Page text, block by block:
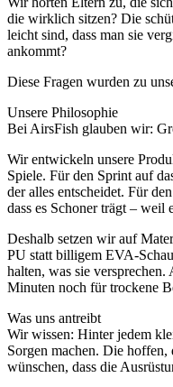
die wirklich sitzen? Die
leicht sind, dass man sie
ankommt?
Diese Fragen wurden zu
Unsere Philosophie
Bei AirsFish glauben wir:
Wir entwickeln unsere
Spiele. Für den Sprint auf
der alles entscheidet. Für
dass es Schoner trägt – weil
Deshalb setzen wir auf
PU statt billigem EVA-
halten, was sie
Minuten noch für trockene
Was uns antreibt
Wir wissen: Hinter jedem
Sorgen machen. Die
wünschen, dass die